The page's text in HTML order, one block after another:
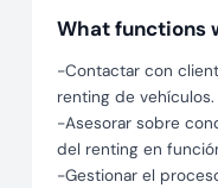
What functions
-Contactar con
renting de vehículos.
-Asesorar sobre
del renting en
-Gestionar el